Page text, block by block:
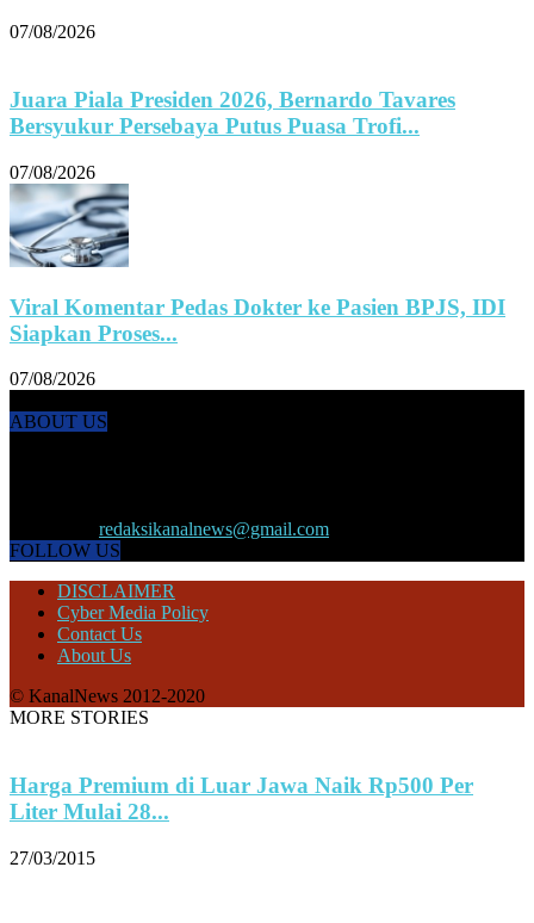
07/08/2026
Juara Piala Presiden 2026, Bernardo Tavares
Bersyukur Persebaya Putus Puasa Trofi...
07/08/2026
Viral Komentar Pedas Dokter ke Pasien BPJS, IDI
Siapkan Proses...
07/08/2026
ABOUT US
redaksikanalnews@gmail.com
FOLLOW US
DISCLAIMER
Cyber Media Policy
Contact Us
About Us
© KanalNews 2012-2020
MORE STORIES
Harga Premium di Luar Jawa Naik Rp500 Per
Liter Mulai 28...
27/03/2015